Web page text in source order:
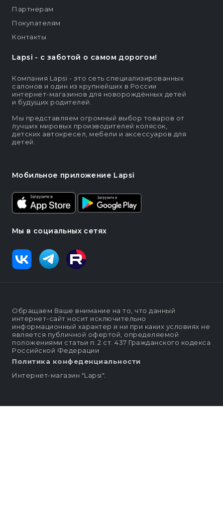
Lapsi - c заботой о самом дорогом!
Компания Lapsi - это сеть специализированных
салонов и один из крупнейших в России
интернет-магазинов для новорождённых детей
и будущих родителей.
Мы представляем огромный выбор товаров от
лучших мировых производителей колясок,
детских автокресел, мебели и аксессуаров для
детей.
Мобильное приложение Lapsi
Мы в социальных сетях
Партнерам
Покупателям
Контакты
Обращаем Ваше внимание на то, что данный
интернет-сайт носит исключительно
информационный характер и ни при каких условиях не
является публичной офертой, определяемой
положениями статьи п. 2 ст. 437 Гражданского кодекса
Российской Федерации
Политика конфеденциальности
Интернет-магазин "Lapsi".